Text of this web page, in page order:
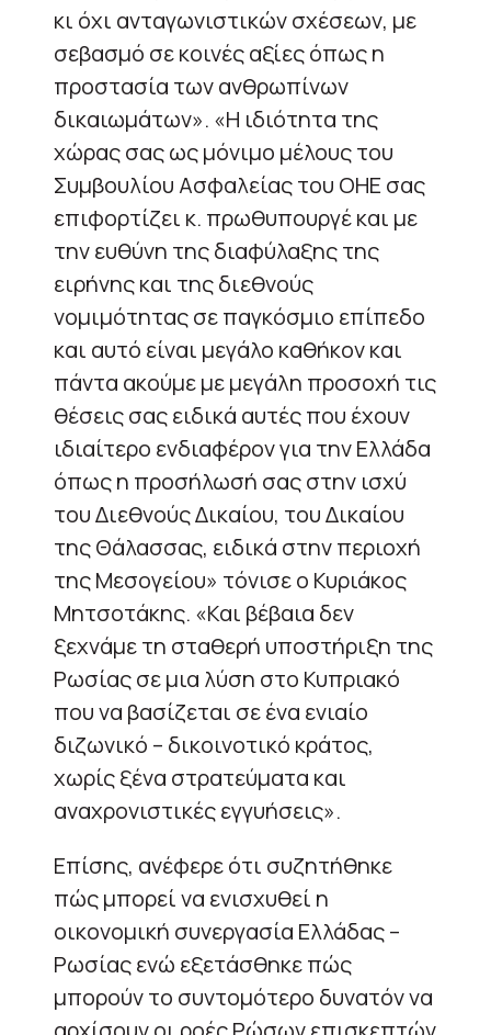
κι όχι ανταγωνιστικών σχέσεων, με
σεβασμό σε κοινές αξίες όπως η
προστασία των ανθρωπίνων
δικαιωμάτων». «H ιδιότητα της
χώρας σας ως μόνιμο μέλους του
Συμβουλίου Ασφαλείας του ΟΗΕ σας
επιφορτίζει κ. πρωθυπουργέ και με
την ευθύνη της διαφύλαξης της
ειρήνης και της διεθνούς
νομιμότητας σε παγκόσμιο επίπεδο
και αυτό είναι μεγάλο καθήκον και
πάντα ακούμε με μεγάλη προσοχή τις
θέσεις σας ειδικά αυτές που έχουν
ιδιαίτερο ενδιαφέρον για την Ελλάδα
όπως η προσήλωσή σας στην ισχύ
του Διεθνούς Δικαίου, του Δικαίου
της Θάλασσας, ειδικά στην περιοχή
της Μεσογείου» τόνισε ο Κυριάκος
Μητσοτάκης. «Και βέβαια δεν
ξεχνάμε τη σταθερή υποστήριξη της
Ρωσίας σε μια λύση στο Κυπριακό
που να βασίζεται σε ένα ενιαίο
διζωνικό – δικοινοτικό κράτος,
χωρίς ξένα στρατεύματα και
αναχρονιστικές εγγυήσεις».
Επίσης, ανέφερε ότι συζητήθηκε
πώς μπορεί να ενισχυθεί η
οικονομική συνεργασία Ελλάδας –
Ρωσίας ενώ εξετάσθηκε πώς
μπορούν το συντομότερο δυνατόν να